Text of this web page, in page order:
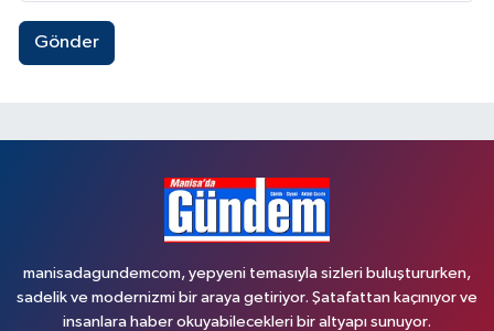
Gönder
manisadagundemcom, yepyeni temasıyla sizleri buluştururken,
sadelik ve modernizmi bir araya getiriyor. Şatafattan kaçınıyor ve
insanlara haber okuyabilecekleri bir altyapı sunuyor.